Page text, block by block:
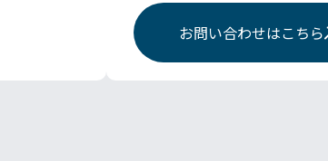
お問い合わせはこちら